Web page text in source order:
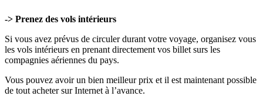
-> Prenez des vols intérieurs
Si vous avez prévus de circuler durant votre voyage, organisez vous
les vols intérieurs en prenant directement vos billet surs les
compagnies aériennes du pays.
Vous pouvez avoir un bien meilleur prix et il est maintenant possible
de tout acheter sur Internet à l’avance.